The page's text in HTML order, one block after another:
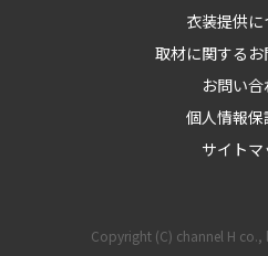
衣装提供に
取材に関する
お問い合
個人情報保
サイト
Copyright (C) channel H co.,